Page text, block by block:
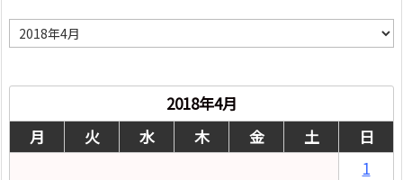
月
別
2018年4月
月
火 水 木 金 土
日
1